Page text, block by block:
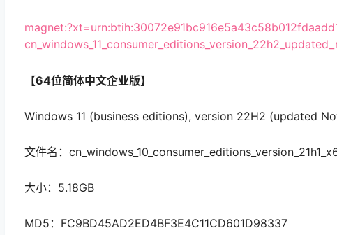
【64位简体中文企业版】
Windows 11 (business editions), version 22H2 (updated
文件名：
大小：5.18GB
MD5：FC9BD45AD2ED4BF3E4C11CD601D98337